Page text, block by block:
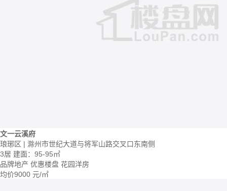
文一云溪府
琅琊区 | 滁州市世纪大道与将军山路交叉口东南侧
3居 建面：95-95㎡
品牌地产 优惠楼盘 花园洋房
均价9000 元/㎡